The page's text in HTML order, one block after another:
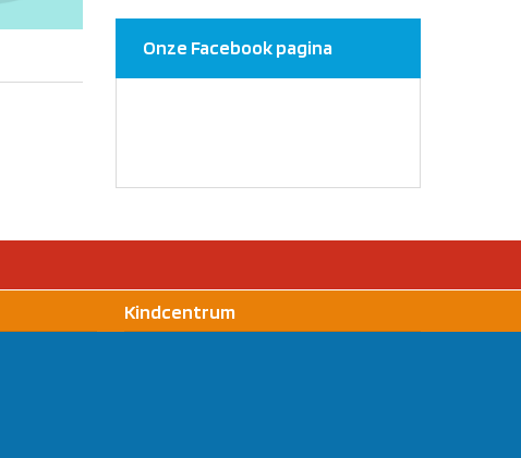
Onze Facebook pagina
Kindcentrum